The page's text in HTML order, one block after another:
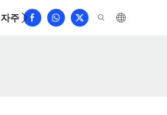
자주 묻는 질문